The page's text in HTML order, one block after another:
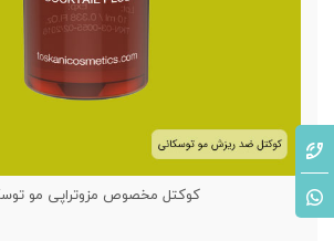
کوکتل مخصوص مزوتراپی مو